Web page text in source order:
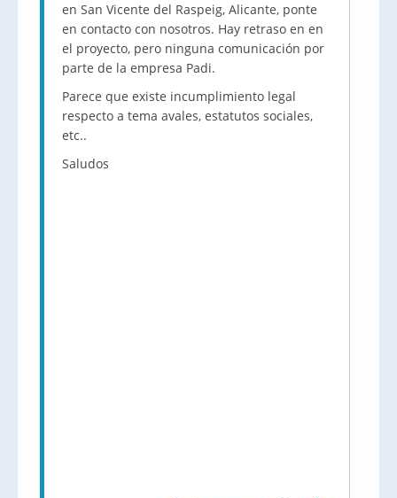
en San Vicente del Raspeig, Alicante, ponte
en contacto con nosotros. Hay retraso en en
el proyecto, pero ninguna comunicación por
parte de la empresa Padi.
Parece que existe incumplimiento legal
respecto a tema avales, estatutos sociales,
etc..
Saludos